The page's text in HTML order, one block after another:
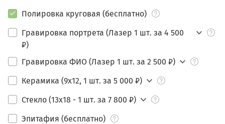
Полировка круговая (бесплатно)
Гравировка портрета (Лазер 1 шт. за 4 500
₽)
Гравировка ФИО (Лазер 1 шт. за 2 500 ₽)
Керамика (9х12, 1 шт. за 5 000 ₽)
Стекло (13х18 - 1 шт. за 7 800 ₽)
Эпитафия (бесплатно)